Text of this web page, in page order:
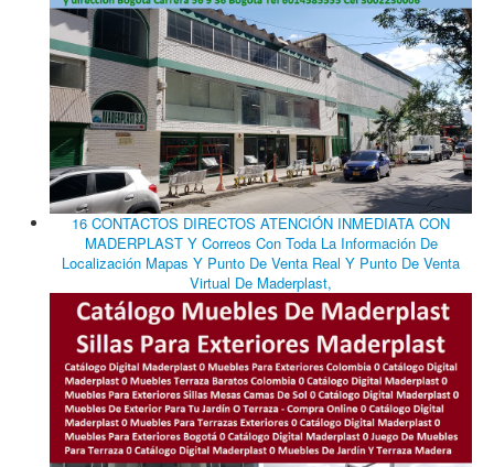
16 CONTACTOS DIRECTOS ATENCIÓN INMEDIATA CON
MADERPLAST Y Correos Con Toda La Información De
Localización Mapas Y Punto De Venta Real Y Punto De Venta
Virtual De Maderplast,